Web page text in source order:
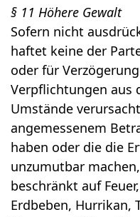
§ 11 Höhere Gewalt
Sofern nicht
haftet keine der
oder für
Verpflichtungen aus
Umstände
angemessenem
haben oder die die
unzumutbar
beschränkt auf
Erdbeben, Hurrikan,